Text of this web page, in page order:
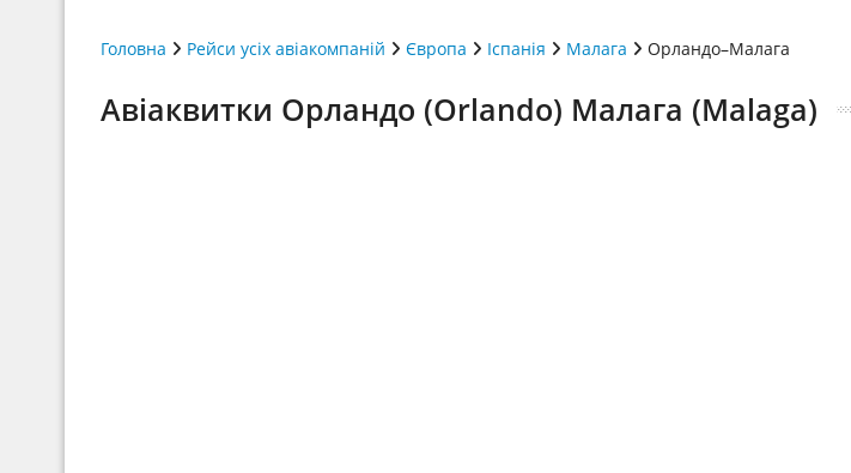
Головна Рейси усіх авіакомпаній Європа Іспанія Малага Орландо–Малага
Авіаквитки Орландо (Orlando) Малага (Malaga)